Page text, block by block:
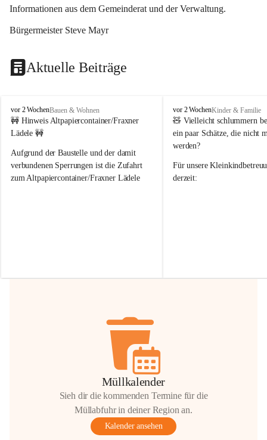
Informationen aus dem Gemeinderat und der Verwaltung.
Bürgermeister Steve Mayr
Aktuelle Beiträge
F
r
a
e
r
n
vor 2 WochenBauen & Wohnen
🚧 Hinweis Altpapiercontainer/Fraxner
Lädele 🚧
Aufgrund der Baustelle und der damit
verbundenen Sperrungen ist die Zufahrt
zum Altpapiercontainer/Fraxner Lädele
Hilfsbereitschaft!
F
r
a
x
r
n
vor 2 WochenKinder & Familie
🧸 Vielleicht schlummern
ein paar Schätze, die nicht
werden?
Für unsere
derzeit:
Müllkalender
Sieh dir die kommenden Termine für die
Müllabfuhr in deiner Region an.
Kalender ansehen